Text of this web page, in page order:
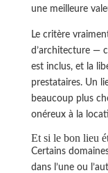
une meilleure
Le critère
d’architecture —
est inclus, et la
prestataires. Un
beaucoup plus
onéreux à la
Et si le bon lieu
Certains
dans l’une ou